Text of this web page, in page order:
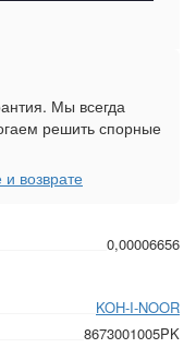
0,00006656
KOH-I-NOOR
8673001005PK
Мы всегда
решить спорные
возврате